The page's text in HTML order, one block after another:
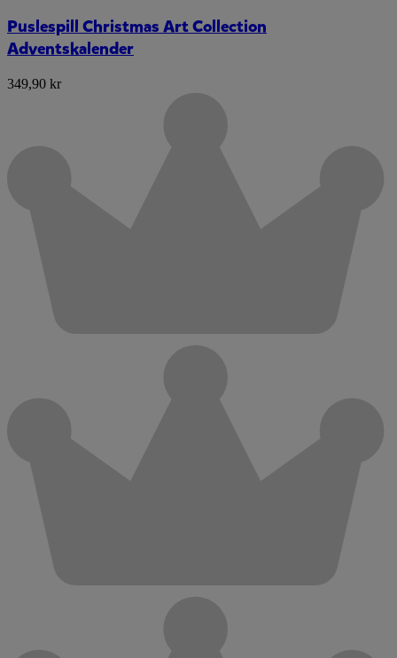
Puslespill Christmas Art Collection
Adventskalender
349,90 kr